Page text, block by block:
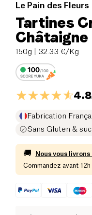
Le Pain des Fleurs
Tartines
Châtaigne
150g | 32.33 €/Kg
4.8
Fabrication
Sans Gluten &
🚚 Nous vous
Commandez avant 12h